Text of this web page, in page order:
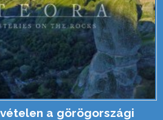
a görögországi